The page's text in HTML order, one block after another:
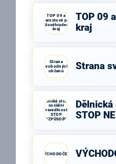
TOP 09 a
Starostové pro
Královéhradecký
kraj
TOP 09
kraj
Strana
svobodných
občanů
Strana
Dělnická strana
sociální
spravedlnosti -
STOP
NEPŘIZPŮSOBIVÝM!STOP
VÝCHODOČEŠI